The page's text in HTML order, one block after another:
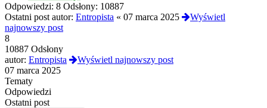
Odpowiedzi: 8 Odsłony: 10887
Ostatni post autor: Entropista « 07 marca 2025
Wyświetl
najnowszy post
8
10887 Odsłony
autor: Entropista
Wyświetl najnowszy post
07 marca 2025
Tematy
Odpowiedzi
Ostatni post